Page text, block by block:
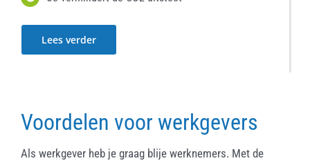
Lees verder
Voordelen voor werkgevers
Als werkgever heb je graag blije werknemers. Met de